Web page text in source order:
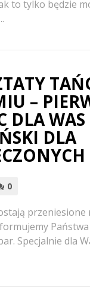
to tylko będzie
–
DLA WAS
DLA
0
przeniesione
Specjalnie dla